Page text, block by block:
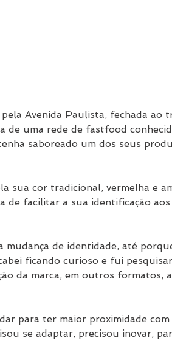
Avenida Paulista, fechada ao
de uma rede de fastfood
saboreado um dos seus
sua cor tradicional, vermelha e
de facilitar a sua identificação aos
mudança de identidade, até
ficando curioso e fui
da marca, em outros formatos,
para ter maior proximidade com
se adaptar, precisou inovar,